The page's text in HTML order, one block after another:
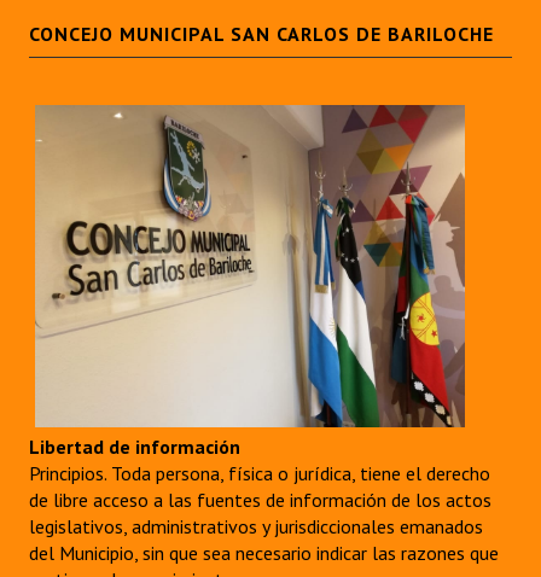
Huéspedes de Honor - Registro
Antiguos Pobladores - Registro
Reconocimientos - Registro
Bariloche, Municipio intercultural
Entrega de distinciones
REFORMA DE LA CARTA ORGÁNICA
CONCEJO MUNICIPAL SAN CARLOS DE BARILOCHE
Libertad de información
Principios. Toda persona, física o jurídica, tiene el derecho
de libre acceso a las fuentes de información de los actos
legislativos, administrativos y jurisdiccionales emanados
del Municipio, sin que sea necesario indicar las razones que